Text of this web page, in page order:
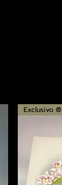
Exclusivo